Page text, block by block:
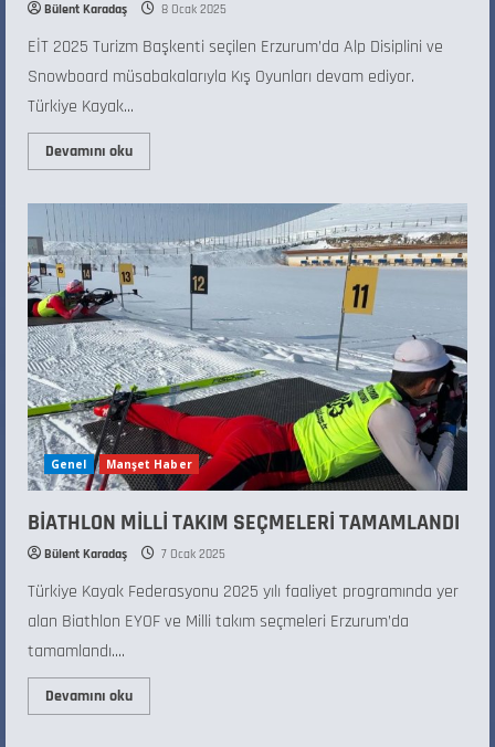
Bülent Karadaş 8 Ocak 2025
EİT 2025 Turizm Başkenti seçilen Erzurum’da Alp Disiplini ve
Snowboard müsabakalarıyla Kış Oyunları devam ediyor.
Türkiye Kayak...
Devamını oku
Genel Manşet Haber
BİATHLON MİLLİ TAKIM SEÇMELERİ TAMAMLANDI
Bülent Karadaş 7 Ocak 2025
Türkiye Kayak Federasyonu 2025 yılı faaliyet programında yer
alan Biathlon EYOF ve Milli takım seçmeleri Erzurum’da
tamamlandı....
Devamını oku